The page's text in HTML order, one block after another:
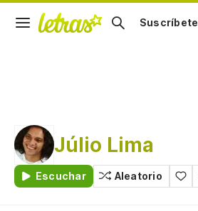
Suscríbete
Júlio Lima
Escuchar Aleatorio